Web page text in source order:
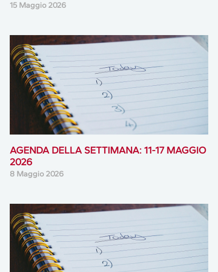
15 Maggio 2026
AGENDA DELLA SETTIMANA: 11-17 MAGGIO
2026
8 Maggio 2026